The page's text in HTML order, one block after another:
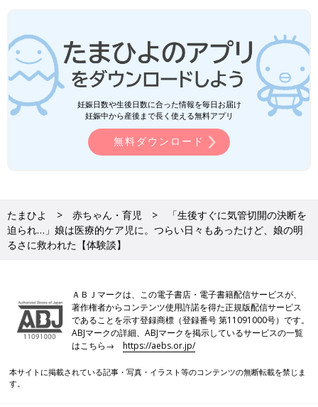
妊娠日数や生後日数に合った情報を毎日お届け
妊娠中から産後まで長く使える無料アプリ
無料ダウンロード
たまひよ 赤ちゃん・育児
「生後すぐに気管切開の決断を
迫られ…」娘は医療的ケア児に。つらい日々もあったけど、娘の明
るさに救われた【体験談】
ＡＢＪマークは、この電子書店・電子書籍配信サービスが、
著作権者からコンテンツ使用許諾を得た正規版配信サービス
であることを示す登録商標（登録番号 第11091000号）です。
ABJマークの詳細、ABJマークを掲示しているサービスの一覧
はこちら→https://aebs.or.jp/
本サイトに掲載されている記事・写真・イラスト等のコンテンツの無断転載を禁じま
す。